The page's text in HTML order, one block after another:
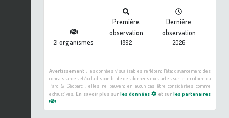
21 organismes
Première
observation
1892
Dernière
observation
2026
Avertissement :les données visualisables reflètent l'état d'avancement des
connaissances et/ou la disponibilité des données existantes sur le territoire du
Parc & Géoparc : elles ne peuvent en aucun cas être considérées comme
exhaustives. En savoir plus sur les données et surles partenaires